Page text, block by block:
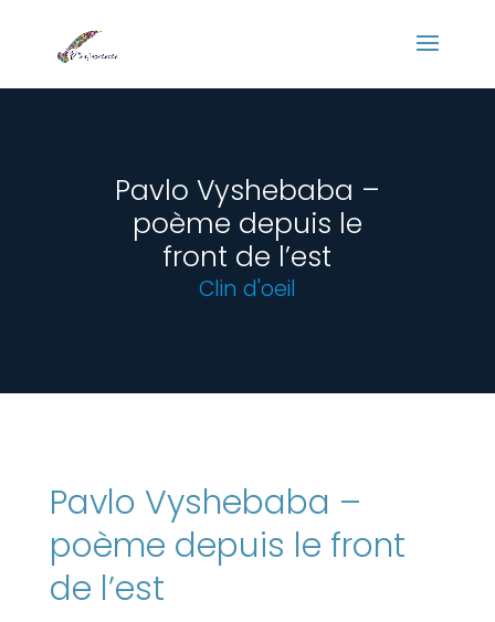
Pavlo Vyshebaba –
poème depuis le
front de l’est
Clin d'oeil
Pavlo Vyshebaba –
poème depuis le front
de l’est